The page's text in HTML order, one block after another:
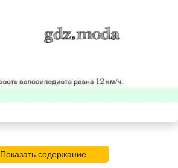
Показать содержание